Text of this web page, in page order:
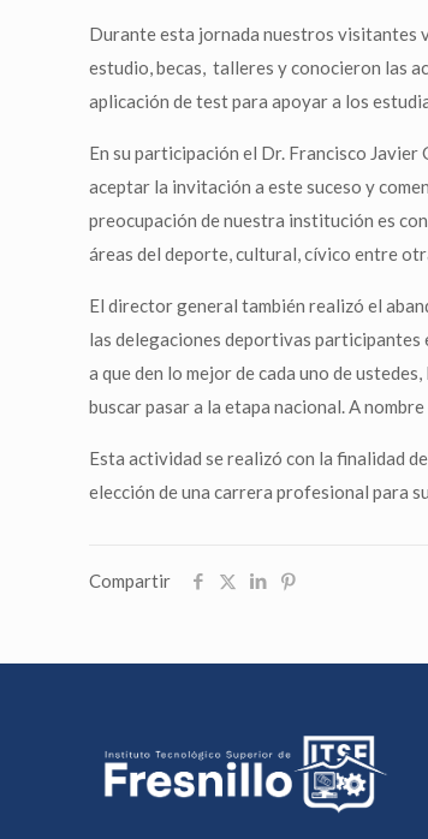
Durante esta jornada nuestros visitantes
estudio, becas, talleres y conocieron las
aplicación de test para apoyar a los
En su participación el Dr. Francisco
aceptar la invitación a este suceso y
preocupación de nuestra institución es
áreas del deporte, cultural, cívico entre
El director general también realizó el
las delegaciones deportivas participantes
a que den lo mejor de cada uno de
buscar pasar a la etapa nacional. A
Esta actividad se realizó con la finalidad
elección de una carrera profesional para
Compartir